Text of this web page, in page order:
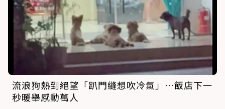
流浪狗熱到絕望「趴門縫想吹冷氣」…飯店下一
秒暖舉感動萬人